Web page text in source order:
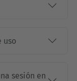
uso
sesión en